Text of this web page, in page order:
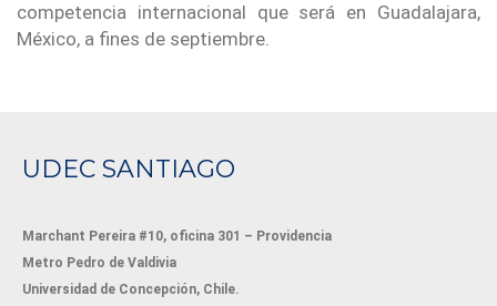
competencia internacional que será en Guadalajara,
México, a fines de septiembre.
UDEC SANTIAGO
Marchant Pereira #10, oficina 301 – Providencia
Metro Pedro de Valdivia
Universidad de Concepción, Chile.